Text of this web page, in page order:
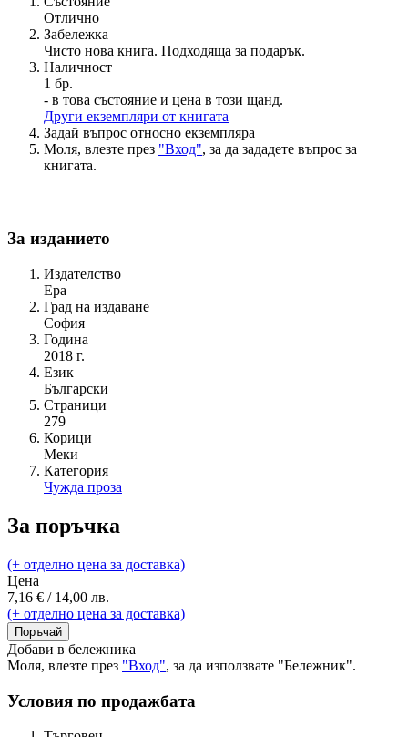
Отлично
Забележка
Чисто нова книга. Подходяща за подарък.
Наличност
1 бр.
- в това състояние и цена в този щанд.
Други екземпляри от книгата
Задай въпрос относно екземпляра
Моля, влезте през "Вход", за да зададете въпрос за
книгата.
За изданието
Издателство
Ера
Град на издаване
София
Година
2018 г.
Език
Български
Страници
279
Корици
Меки
Категория
Чужда проза
За поръчка
(+ отделно цена за доставка)
Цена
7,16 € / 14,00 лв.
(+ отделно цена за доставка)
Поръчай
Добави в бележника
Моля, влезте през "Вход", за да използвате "Бележник".
Условия по продажбата